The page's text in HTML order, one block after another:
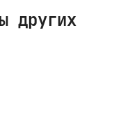
других